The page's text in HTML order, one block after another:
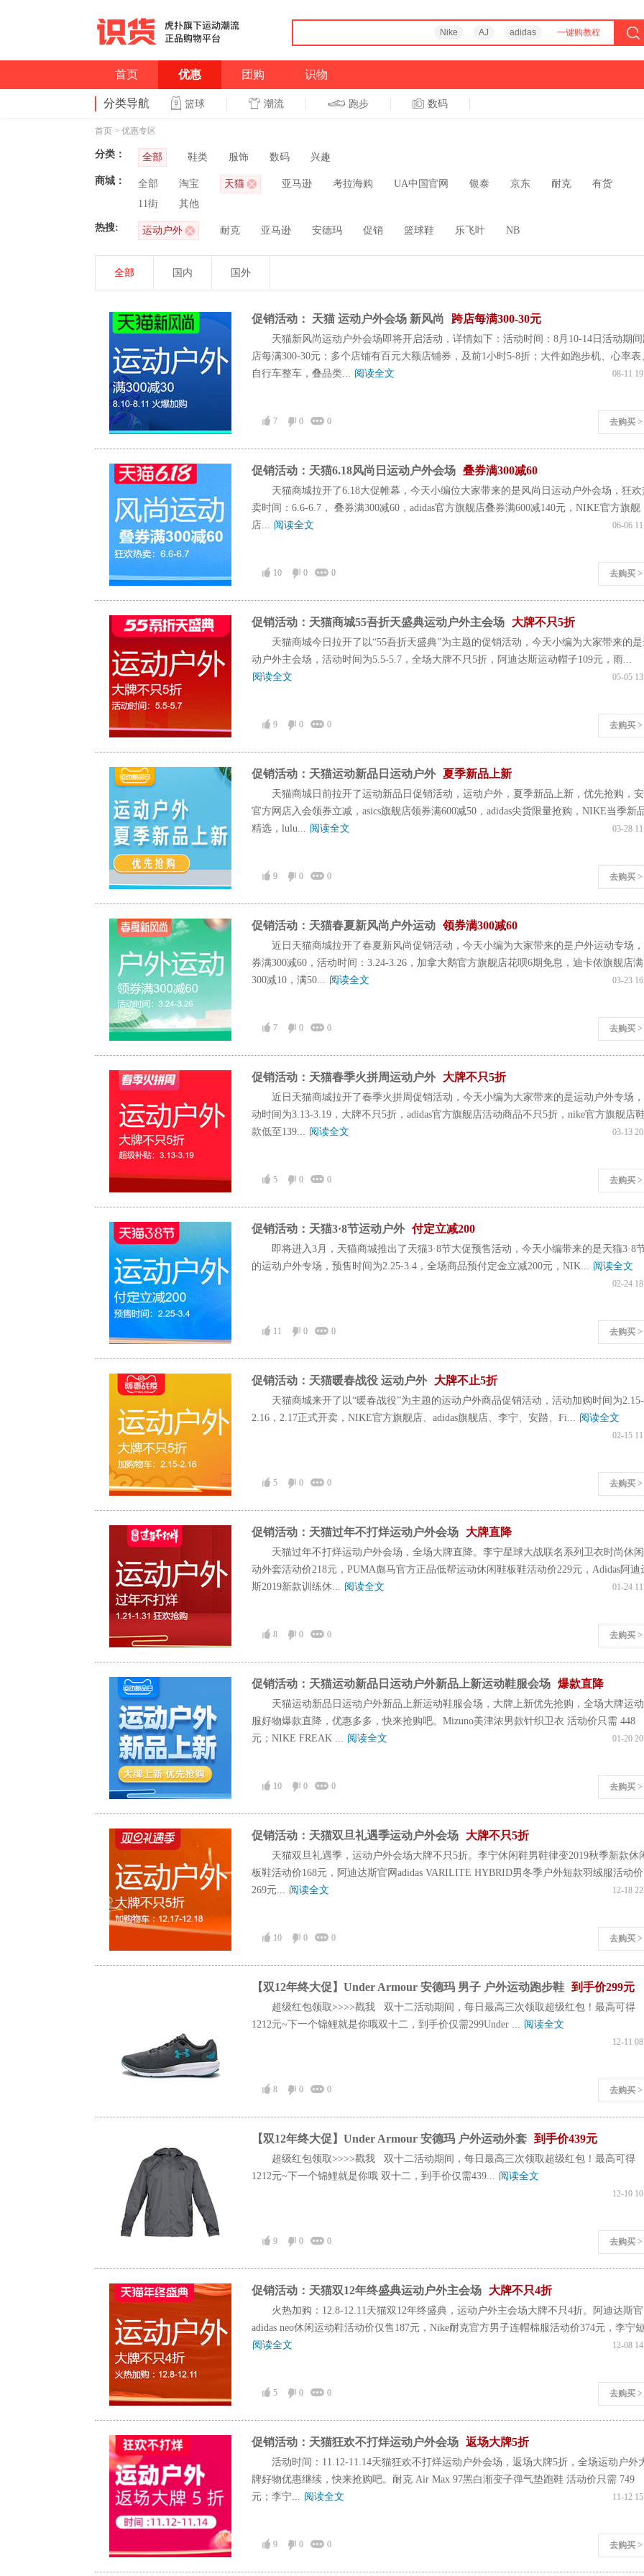
Nike AJ adidas 一键购教程
首页 优惠 团购 识物
分类导航 篮球 潮流 跑步 数码
首页 > 优惠专区
分类： 全部 鞋类 服饰 数码 兴趣
商城： 全部 淘宝 天猫 亚马逊 考拉海购 UA中国官网 银泰 京东 耐克
有货
11街
其他
热搜: 运动户外 耐克 亚马逊 安德玛 促销 篮球鞋 乐飞叶 NB
全部 国内 国外
促销活动： 天猫 运动户外会场 新风尚 跨店每满300-30元
天猫新风尚运动户外会场即将开启活动，详情如下：活动时间：8月10-14日活动期间
店每满300-30元；多个店铺有百元大额店铺券，及前1小时5-8折；大件如跑步机、心率表
自行车整车，叠品类... 阅读全文 08-11
去购买 >
7 0 0
促销活动：天猫6.18风尚日运动户外会场 叠券满300减60
天猫商城拉开了6.18大促帷幕，今天小编位大家带来的是风尚日运动户外会场，狂欢
卖时间：6.6-6.7， 叠券满300减60，adidas官方旗舰店叠券满600减140元，NIKE官方旗舰
店... 阅读全文 06-06
去购买 >
10 0 0
促销活动：天猫商城55吾折天盛典运动户外主会场 大牌不只5折
天猫商城今日拉开了以“55吾折天盛典”为主题的促销活动，今天小编为大家带来的是
动户外主会场，活动时间为5.5-5.7，全场大牌不只5折，阿迪达斯运动帽子109元，雨...
阅读全文
05-05
去购买 >
9 0 0
促销活动：天猫运动新品日运动户外 夏季新品上新
天猫商城日前拉开了运动新品日促销活动，运动户外，夏季新品上新，优先抢购，
官方网店入会领券立减，asics旗舰店领券满600减50，adidas尖货限量抢购，NIKE当季新
精选，lulu... 阅读全文 03-28
去购买 >
9 0 0
促销活动：天猫春夏新风尚户外运动 领券满300减60
近日天猫商城拉开了春夏新风尚促销活动，今天小编为大家带来的是户外运动专场
券满300减60，活动时间：3.24-3.26，加拿大鹅官方旗舰店花呗6期免息，迪卡侬旗舰店满
300减10，满50... 阅读全文 03-23
去购买 >
7 0 0
促销活动：天猫春季火拼周运动户外 大牌不只5折
近日天猫商城拉开了春季火拼周促销活动，今天小编为大家带来的是运动户外专场
动时间为3.13-3.19，大牌不只5折，adidas官方旗舰店活动商品不只5折，nike官方旗舰店
款低至139... 阅读全文 03-13
去购买 >
5 0 0
促销活动：天猫3·8节运动户外 付定立减200
即将进入3月，天猫商城推出了天猫3·8节大促预售活动，今天小编带来的是天猫3·8
的运动户外专场，预售时间为2.25-3.4，全场商品预付定金立减200元，NIK... 阅读全文
02-24
去购买 >
11 0 0
促销活动：天猫暖春战役 运动户外 大牌不止5折
天猫商城来开了以“暖春战役”为主题的运动户外商品促销活动，活动加购时间为2.15-
2.16，2.17正式开卖，NIKE官方旗舰店、adidas旗舰店、李宁、安踏、Fi... 阅读全文
02-15
去购买 >
5 0 0
促销活动：天猫过年不打烊运动户外会场 大牌直降
天猫过年不打烊运动户外会场，全场大牌直降。李宁星球大战联名系列卫衣时尚休
动外套活动价218元，PUMA彪马官方正品低帮运动休闲鞋板鞋活动价229元，Adidas阿迪
斯2019新款训练休... 阅读全文 01-24
去购买 >
8 0 0
促销活动：天猫运动新品日运动户外新品上新运动鞋服会场 爆款直降
天猫运动新品日运动户外新品上新运动鞋服会场，大牌上新优先抢购，全场大牌运
服好物爆款直降，优惠多多，快来抢购吧。Mizuno美津浓男款针织卫衣 活动价只需 448
元；NIKE FREAK ... 阅读全文 01-20
去购买 >
10 0 0
促销活动：天猫双旦礼遇季运动户外会场 大牌不只5折
天猫双旦礼遇季，运动户外会场大牌不只5折。李宁休闲鞋男鞋律变2019秋季新款休
板鞋活动价168元，阿迪达斯官网adidas VARILITE HYBRID男冬季户外短款羽绒服活动价
269元... 阅读全文 12-18
去购买 >
10 0 0
【双12年终大促】Under Armour 安德玛 男子 户外运动跑步鞋 到手价299元
超级红包领取>>>>戳我 双十二活动期间，每日最高三次领取超级红包！最高可得
1212元~下一个锦鲤就是你哦双十二，到手价仅需299Under ... 阅读全文
12-11
去购买 >
8 0 0
【双12年终大促】Under Armour 安德玛 户外运动外套 到手价439元
超级红包领取>>>>戳我 双十二活动期间，每日最高三次领取超级红包！最高可得
1212元~下一个锦鲤就是你哦 双十二，到手价仅需439... 阅读全文
12-10
去购买 >
9 0 0
促销活动：天猫双12年终盛典运动户外主会场 大牌不只4折
火热加购：12.8-12.11天猫双12年终盛典，运动户外主会场大牌不只4折。阿迪达斯官
adidas neo休闲运动鞋活动价仅售187元，Nike耐克官方男子连帽棉服活动价374元，李宁
阅读全文
12-08
去购买 >
5 0 0
促销活动：天猫狂欢不打烊运动户外会场 返场大牌5折
活动时间：11.12-11.14天猫狂欢不打烊运动户外会场，返场大牌5折，全场运动户外
牌好物优惠继续，快来抢购吧。耐克 Air Max 97黑白渐变子弹气垫跑鞋 活动价只需 749
元；李宁... 阅读全文 11-12
去购买 >
9 0 0